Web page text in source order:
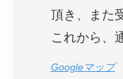
頂き、また
これから、
Googleマップ